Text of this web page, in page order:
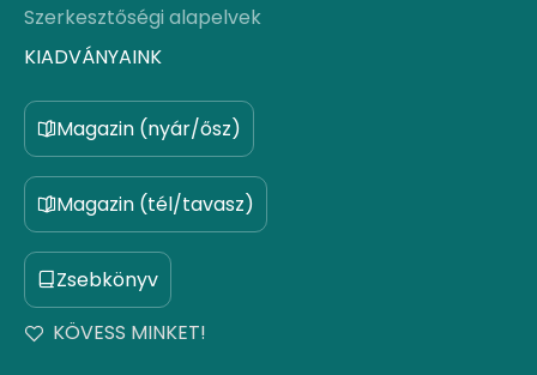
Szerkesztőségi alapelvek
KIADVÁNYAINK
Magazin (nyár/ősz)
Magazin (tél/tavasz)
Zsebkönyv
KÖVESS MINKET!